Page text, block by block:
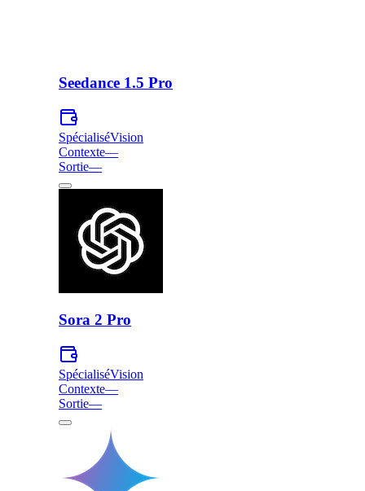
Seedance 1.5 Pro
SpécialiséVision
Contexte—
Sortie—
Sora 2 Pro
SpécialiséVision
Contexte—
Sortie—